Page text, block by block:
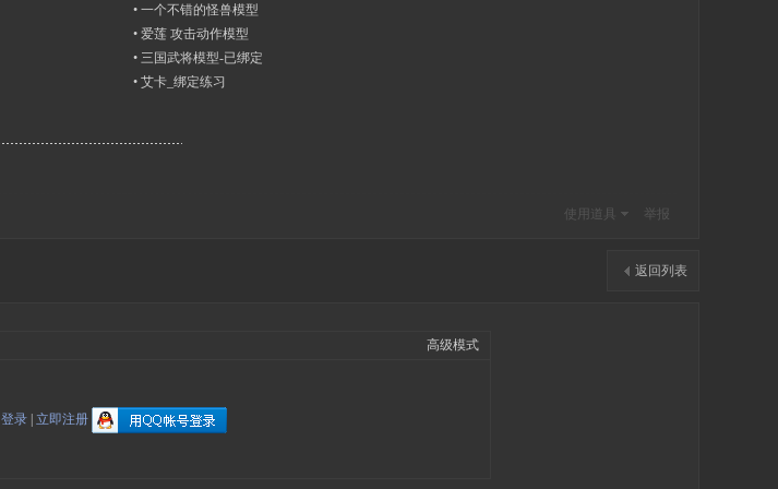
• 一个不错的怪兽模型
• 爱莲 攻击动作模型
• 三国武将模型-已绑定
• 艾卡_绑定练习
使用道具 举报
返回列表
高级模式
登录| 立即注册